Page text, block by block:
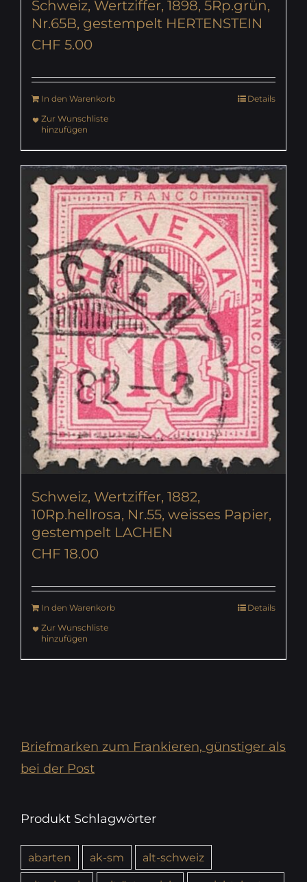
Schweiz, Wertziffer, 1898, 5Rp.grün,
Nr.65B, gestempelt HERTENSTEIN
CHF 5.00
In den Warenkorb
Details
Zur Wunschliste
hinzufügen
Schweiz, Wertziffer, 1882,
10Rp.hellrosa, Nr.55, weisses Papier,
gestempelt LACHEN
CHF 18.00
In den Warenkorb
Details
Zur Wunschliste
hinzufügen
Briefmarken zum Frankieren, günstiger als
bei der Post
Produkt Schlagwörter
abarten ak-sm
alt-schweiz